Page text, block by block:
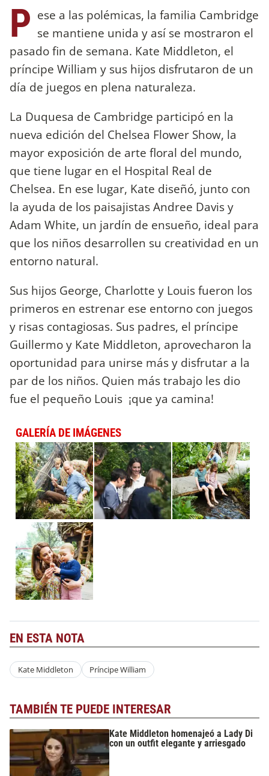
P ese a las polémicas, la familia Cambridge
se mantiene unida y así se mostraron el
pasado fin de semana. Kate Middleton, el
príncipe William y sus hijos disfrutaron de un
día de juegos en plena naturaleza.
La Duquesa de Cambridge participó en la
nueva edición del Chelsea Flower Show, la
mayor exposición de arte floral del mundo,
que tiene lugar en el Hospital Real de
Chelsea. En ese lugar, Kate diseñó, junto con
la ayuda de los paisajistas Andree Davis y
Adam White, un jardín de ensueño, ideal para
que los niños desarrollen su creatividad en un
entorno natural.
Sus hijos George, Charlotte y Louis fueron los
primeros en estrenar ese entorno con juegos
y risas contagiosas. Sus padres, el príncipe
Guillermo y Kate Middleton, aprovecharon la
oportunidad para unirse más y disfrutar a la
par de los niños. Quien más trabajo les dio
fue el pequeño Louis ¡que ya camina!
GALERÍA DE IMÁGENES
EN ESTA NOTA
Kate Middleton Príncipe William
TAMBIÉN TE PUEDE INTERESAR
Kate Middleton homenajeó a Lady Di
con un outfit elegante y arriesgado